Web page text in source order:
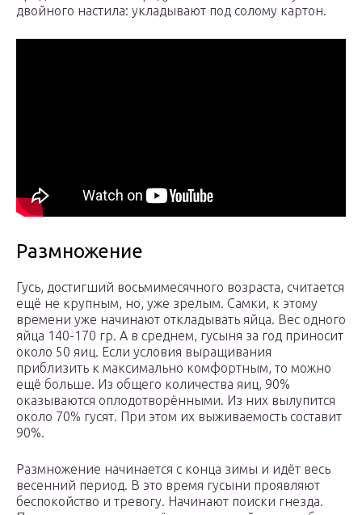
двойного настила: укладывают под солому картон.
Размножение
Гусь, достигший восьмимесячного возраста, считается
ещё не крупным, но, уже зрелым. Самки, к этому
времени уже начинают откладывать яйца. Вес одного
яйца 140-170 гр. А в среднем, гусыня за год приносит
около 50 яиц. Если условия выращивания
приблизить к максимально комфортным, то можно
ещё больше. Из общего количества яиц, 90%
оказываются оплодотворёнными. Из них вылупится
около 70% гусят. При этом их выживаемость составит
90%.
Размножение начинается с конца зимы и идёт весь
весенний период. В это время гусыни проявляют
беспокойство и тревогу. Начинают поиски гнезда.